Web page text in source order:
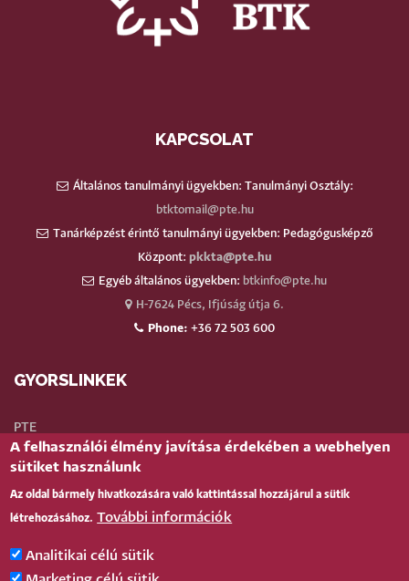
KAPCSOLAT
Általános tanulmányi ügyekben: Tanulmányi Osztály:
btktomail@pte.hu
Tanárképzést érintő tanulmányi ügyekben: Pedagógusképző
Központ: pkkta@pte.hu
Egyéb általános ügyekben: btkinfo@pte.hu
H-7624 Pécs, Ifjúság útja 6.
Phone: +36 72 503 600
GYORSLINKEK
PTE
Neptun
Telefonkönyv
Teams
TÉR(oktatói)
Bejelentkezés
A felhasználói élmény javítása érdekében a webhelyen
sütiket használunk
Az oldal bármely hivatkozására való kattintással hozzájárul a sütik
létrehozásához. További információk
Analitikai célú sütik